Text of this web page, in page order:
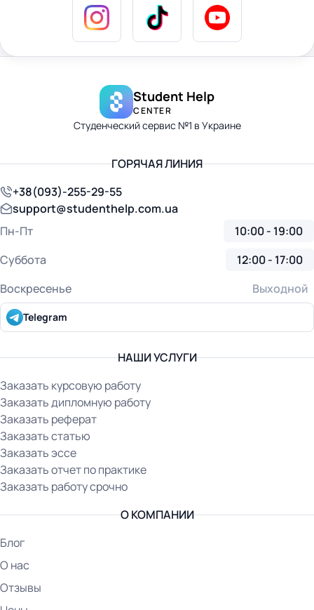
Student Help
CENTER
Студенческий сервис №1 в Украине
НАШИ УСЛУГИ
Заказать курсовую работу
Заказать дипломную работу
Заказать реферат
Заказать статью
Заказать эссе
Заказать отчет по практике
Заказать работу срочно
О КОМПАНИИ
Блог
О нас
Отзывы
ГОРЯЧАЯ ЛИНИЯ
+38(093)-255-29-55
support@studenthelp.com.ua
Пн-Пт
10:00 - 19:00
Суббота
12:00 - 17:00
Воскресенье
Выходной
Telegram